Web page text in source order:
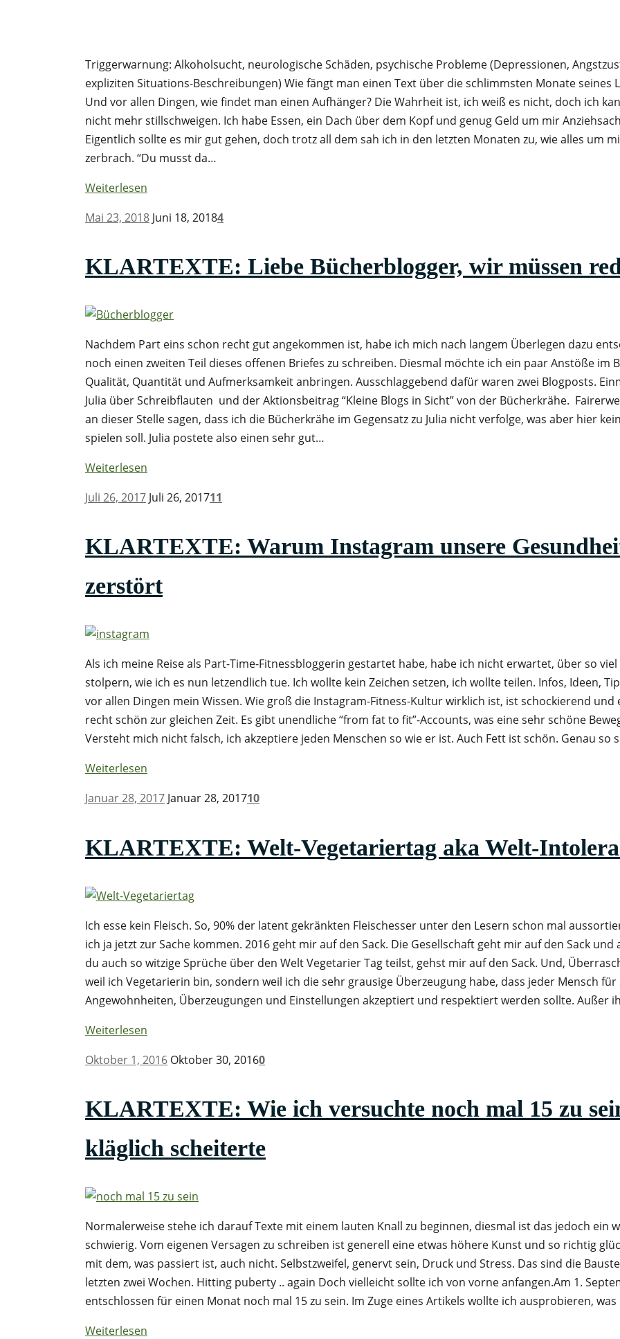
Triggerwarnung: Alkoholsucht, neurologische Schäden, psychische Probleme (Depressionen,
expliziten Situations-Beschreibungen) Wie fängt man einen Text über die schlimmsten Monate seines
Und vor allen Dingen, wie findet man einen Aufhänger? Die Wahrheit ist, ich weiß es nicht, doch ich
nicht mehr stillschweigen. Ich habe Essen, ein Dach über dem Kopf und genug Geld um mir
Eigentlich sollte es mir gut gehen, doch trotz all dem sah ich in den letzten Monaten zu, wie alles um
zerbrach. “Du musst da…
Weiterlesen
Mai 23, 2018 Juni 18, 20184
KLARTEXTE: Liebe Bücherblogger, wir müssen
Nachdem Part eins schon recht gut angekommen ist, habe ich mich nach langem Überlegen dazu
noch einen zweiten Teil dieses offenen Briefes zu schreiben. Diesmal möchte ich ein paar Anstöße im
Qualität, Quantität und Aufmerksamkeit anbringen. Ausschlaggebend dafür waren zwei Blogposts.
Julia über Schreibflauten und der Aktionsbeitrag “Kleine Blogs in Sicht” von der Bücherkrähe.
an dieser Stelle sagen, dass ich die Bücherkrähe im Gegensatz zu Julia nicht verfolge, was aber hier
spielen soll. Julia postete also einen sehr gut…
Weiterlesen
Juli 26, 2017 Juli 26, 201711
KLARTEXTE: Warum Instagram unsere
zerstört
Als ich meine Reise als Part-Time-Fitnessbloggerin gestartet habe, habe ich nicht erwartet, über so viel
stolpern, wie ich es nun letzendlich tue. Ich wollte kein Zeichen setzen, ich wollte teilen. Infos, Ideen,
vor allen Dingen mein Wissen. Wie groß die Instagram-Fitness-Kultur wirklich ist, ist schockierend und
recht schön zur gleichen Zeit. Es gibt unendliche “from fat to fit”-Accounts, was eine sehr schöne
Versteht mich nicht falsch, ich akzeptiere jeden Menschen so wie er ist. Auch Fett ist schön. Genau so
Weiterlesen
Januar 28, 2017 Januar 28, 201710
KLARTEXTE: Welt-Vegetariertag aka Welt-
Ich esse kein Fleisch. So, 90% der latent gekränkten Fleischesser unter den Lesern schon mal
ich ja jetzt zur Sache kommen. 2016 geht mir auf den Sack. Die Gesellschaft geht mir auf den Sack und
du auch so witzige Sprüche über den Welt Vegetarier Tag teilst, gehst mir auf den Sack. Und,
weil ich Vegetarierin bin, sondern weil ich die sehr grausige Überzeugung habe, dass jeder Mensch für
Angewohnheiten, Überzeugungen und Einstellungen akzeptiert und respektiert werden sollte. Außer
Weiterlesen
Oktober 1, 2016 Oktober 30, 20160
KLARTEXTE: Wie ich versuchte noch mal 15 zu
kläglich scheiterte
Normalerweise stehe ich darauf Texte mit einem lauten Knall zu beginnen, diesmal ist das jedoch ein
schwierig. Vom eigenen Versagen zu schreiben ist generell eine etwas höhere Kunst und so richtig
mit dem, was passiert ist, auch nicht. Selbstzweifel, genervt sein, Druck und Stress. Das sind die
letzten zwei Wochen. Hitting puberty .. again Doch vielleicht sollte ich von vorne anfangen.Am 1.
entschlossen für einen Monat noch mal 15 zu sein. Im Zuge eines Artikels wollte ich ausprobieren,
Weiterlesen